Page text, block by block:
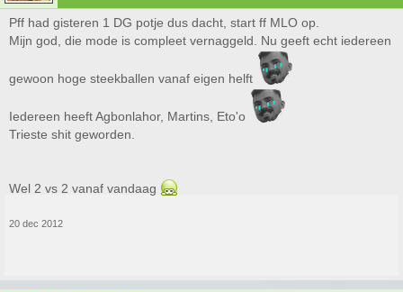
Pff had gisteren 1 DG potje dus dacht, start ff MLO op.
Mijn god, die mode is compleet vernaggeld. Nu geeft echt iedereen
gewoon hoge steekballen vanaf eigen helft
Iedereen heeft Agbonlahor, Martins, Eto'o
Trieste shit geworden.
Wel 2 vs 2 vanaf vandaag
20 dec 2012